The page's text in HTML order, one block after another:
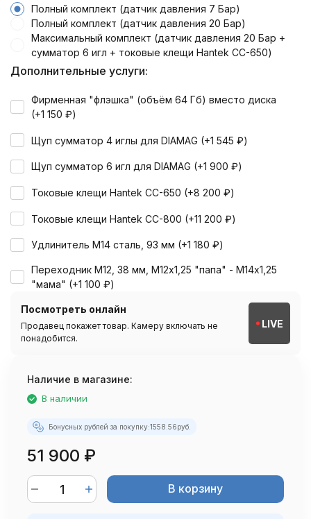
Полный комплект (датчик давления 7 Бар)
Полный комплект (датчик давления 20 Бар)
Максимальный комплект (датчик давления 20 Бар +
сумматор 6 игл + токовые клещи Hantek CC-650)
Дополнительные услуги:
Фирменная "флэшка" (объём 64 Гб) вместо диска
(+1 150 ₽)
Щуп сумматор 4 иглы для DIAMAG (+1 545 ₽)
Щуп сумматор 6 игл для DIAMAG (+1 900 ₽)
Токовые клещи Hantek CC-650 (+8 200 ₽)
Токовые клещи Hantek CC-800 (+11 200 ₽)
Удлинитель M14 сталь, 93 мм (+1 180 ₽)
Переходник М12, 38 мм, М12х1,25 "папа" - М14х1,25
"мама" (+1 100 ₽)
Посмотреть онлайн
Продавец покажет товар. Камеру включать не
понадобится.
LIVE
Наличие в магазине:
В наличии
Бонусных рублей за покупку:1558.56руб.
51 900 ₽
В корзину